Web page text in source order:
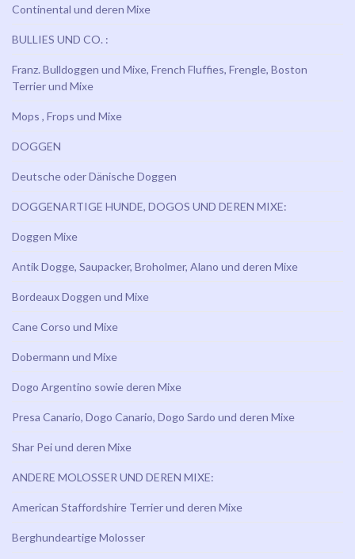
Continental und deren Mixe
BULLIES UND CO. :
Franz. Bulldoggen und Mixe, French Fluffies, Frengle, Boston
Terrier und Mixe
Mops , Frops und Mixe
DOGGEN
Deutsche oder Dänische Doggen
DOGGENARTIGE HUNDE, DOGOS UND DEREN MIXE:
Doggen Mixe
Antik Dogge, Saupacker, Broholmer, Alano und deren Mixe
Bordeaux Doggen und Mixe
Cane Corso und Mixe
Dobermann und Mixe
Dogo Argentino sowie deren Mixe
Presa Canario, Dogo Canario, Dogo Sardo und deren Mixe
Shar Pei und deren Mixe
ANDERE MOLOSSER UND DEREN MIXE:
American Staffordshire Terrier und deren Mixe
Berghundeartige Molosser